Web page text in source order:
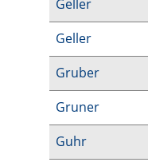
Geller
Geller
Gruber
Gruner
Guhr